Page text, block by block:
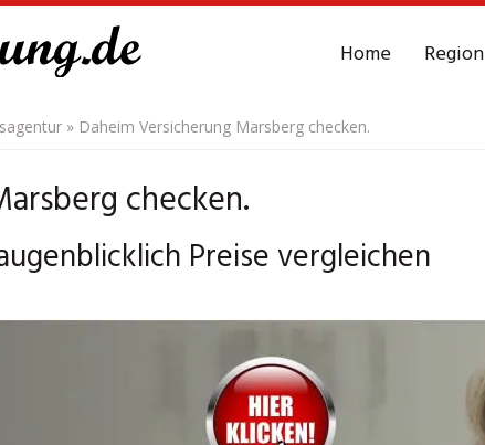
Home Region
» Daheim Versicherung Marsberg checken.
checken.
Preise vergleichen